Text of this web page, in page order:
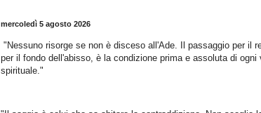
mercoledì 5 agosto 2026
"Nessuno risorge se non è disceso all'Ade. Il passaggio per il
per il fondo dell'abisso, è la condizione prima e assoluta di ogni
spirituale."